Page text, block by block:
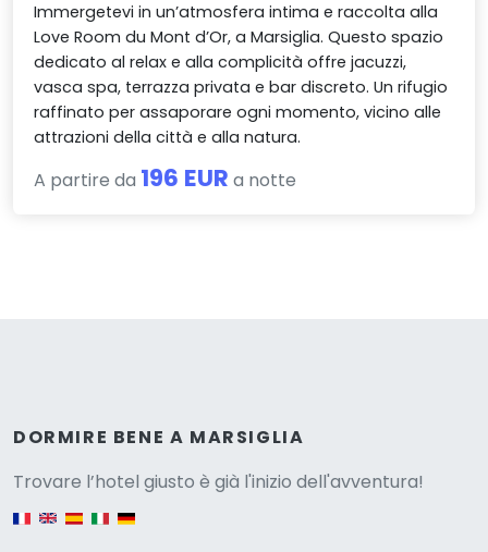
Immergetevi in un’atmosfera intima e raccolta alla
Love Room du Mont d’Or, a Marsiglia. Questo spazio
dedicato al relax e alla complicità offre jacuzzi,
vasca spa, terrazza privata e bar discreto. Un rifugio
raffinato per assaporare ogni momento, vicino alle
attrazioni della città e alla natura.
A partire da 196 EUR a notte
DORMIRE BENE A MARSIGLIA
Trovare l’hotel giusto è già l'inizio dell'avventura!